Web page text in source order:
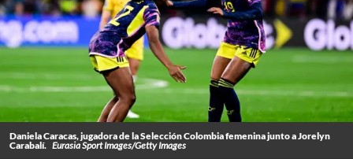
Daniela Caracas, jugadora de la Selección Colombia femenina junto a Jorelyn
Carabalí. Eurasia Sport Images/Getty Images